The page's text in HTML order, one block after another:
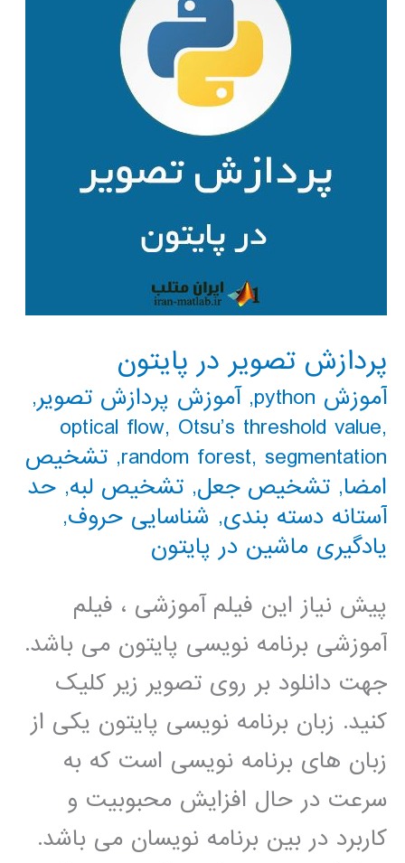
پردازش تصویر در پایتون
آموزش python ,آموزش پردازش تصویر,
optical flow, Otsu’s threshold value,
random forest, segmentation
, تشخیص
امضا, تشخیص جعل, تشخیص لبه, حد
آستانه دسته بندی, شناسایی حروف,
یادگیری ماشین در پایتون
پیش نیاز این فیلم آموزشی ، فیلم
آموزشی برنامه نویسی پایتون می باشد.
جهت دانلود بر روی تصویر زیر کلیک
کنید. زبان برنامه نویسی پایتون یکی از
زبان های برنامه نویسی است که به
سرعت در حال افزایش محبوبیت و
کاربرد در بین برنامه نویسان می باشد.